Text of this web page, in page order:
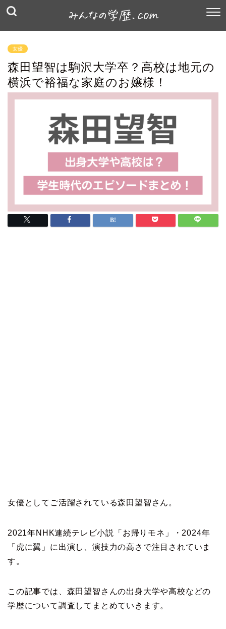
女優
森田望智は駒沢大学卒？高校は地元の
横浜で裕福な家庭のお嬢様！
女優としてご活躍されている森田望智さん。
2021年NHK連続テレビ小説「お帰りモネ」・2024年
「虎に翼」に出演し、演技力の高さで注目されていま
す。
この記事では、森田望智さんの出身大学や高校などの
学歴について調査してまとめていきます。